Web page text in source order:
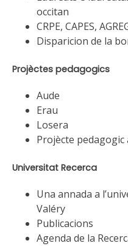
occitan
CRPE, CAPES,
Disparicion de la
Projèctes pedagogics
Aude
Erau
Losera
Projècte pedagogic
Universitat Recerca
Una annada a
Valéry
Publicacions
Agenda de la